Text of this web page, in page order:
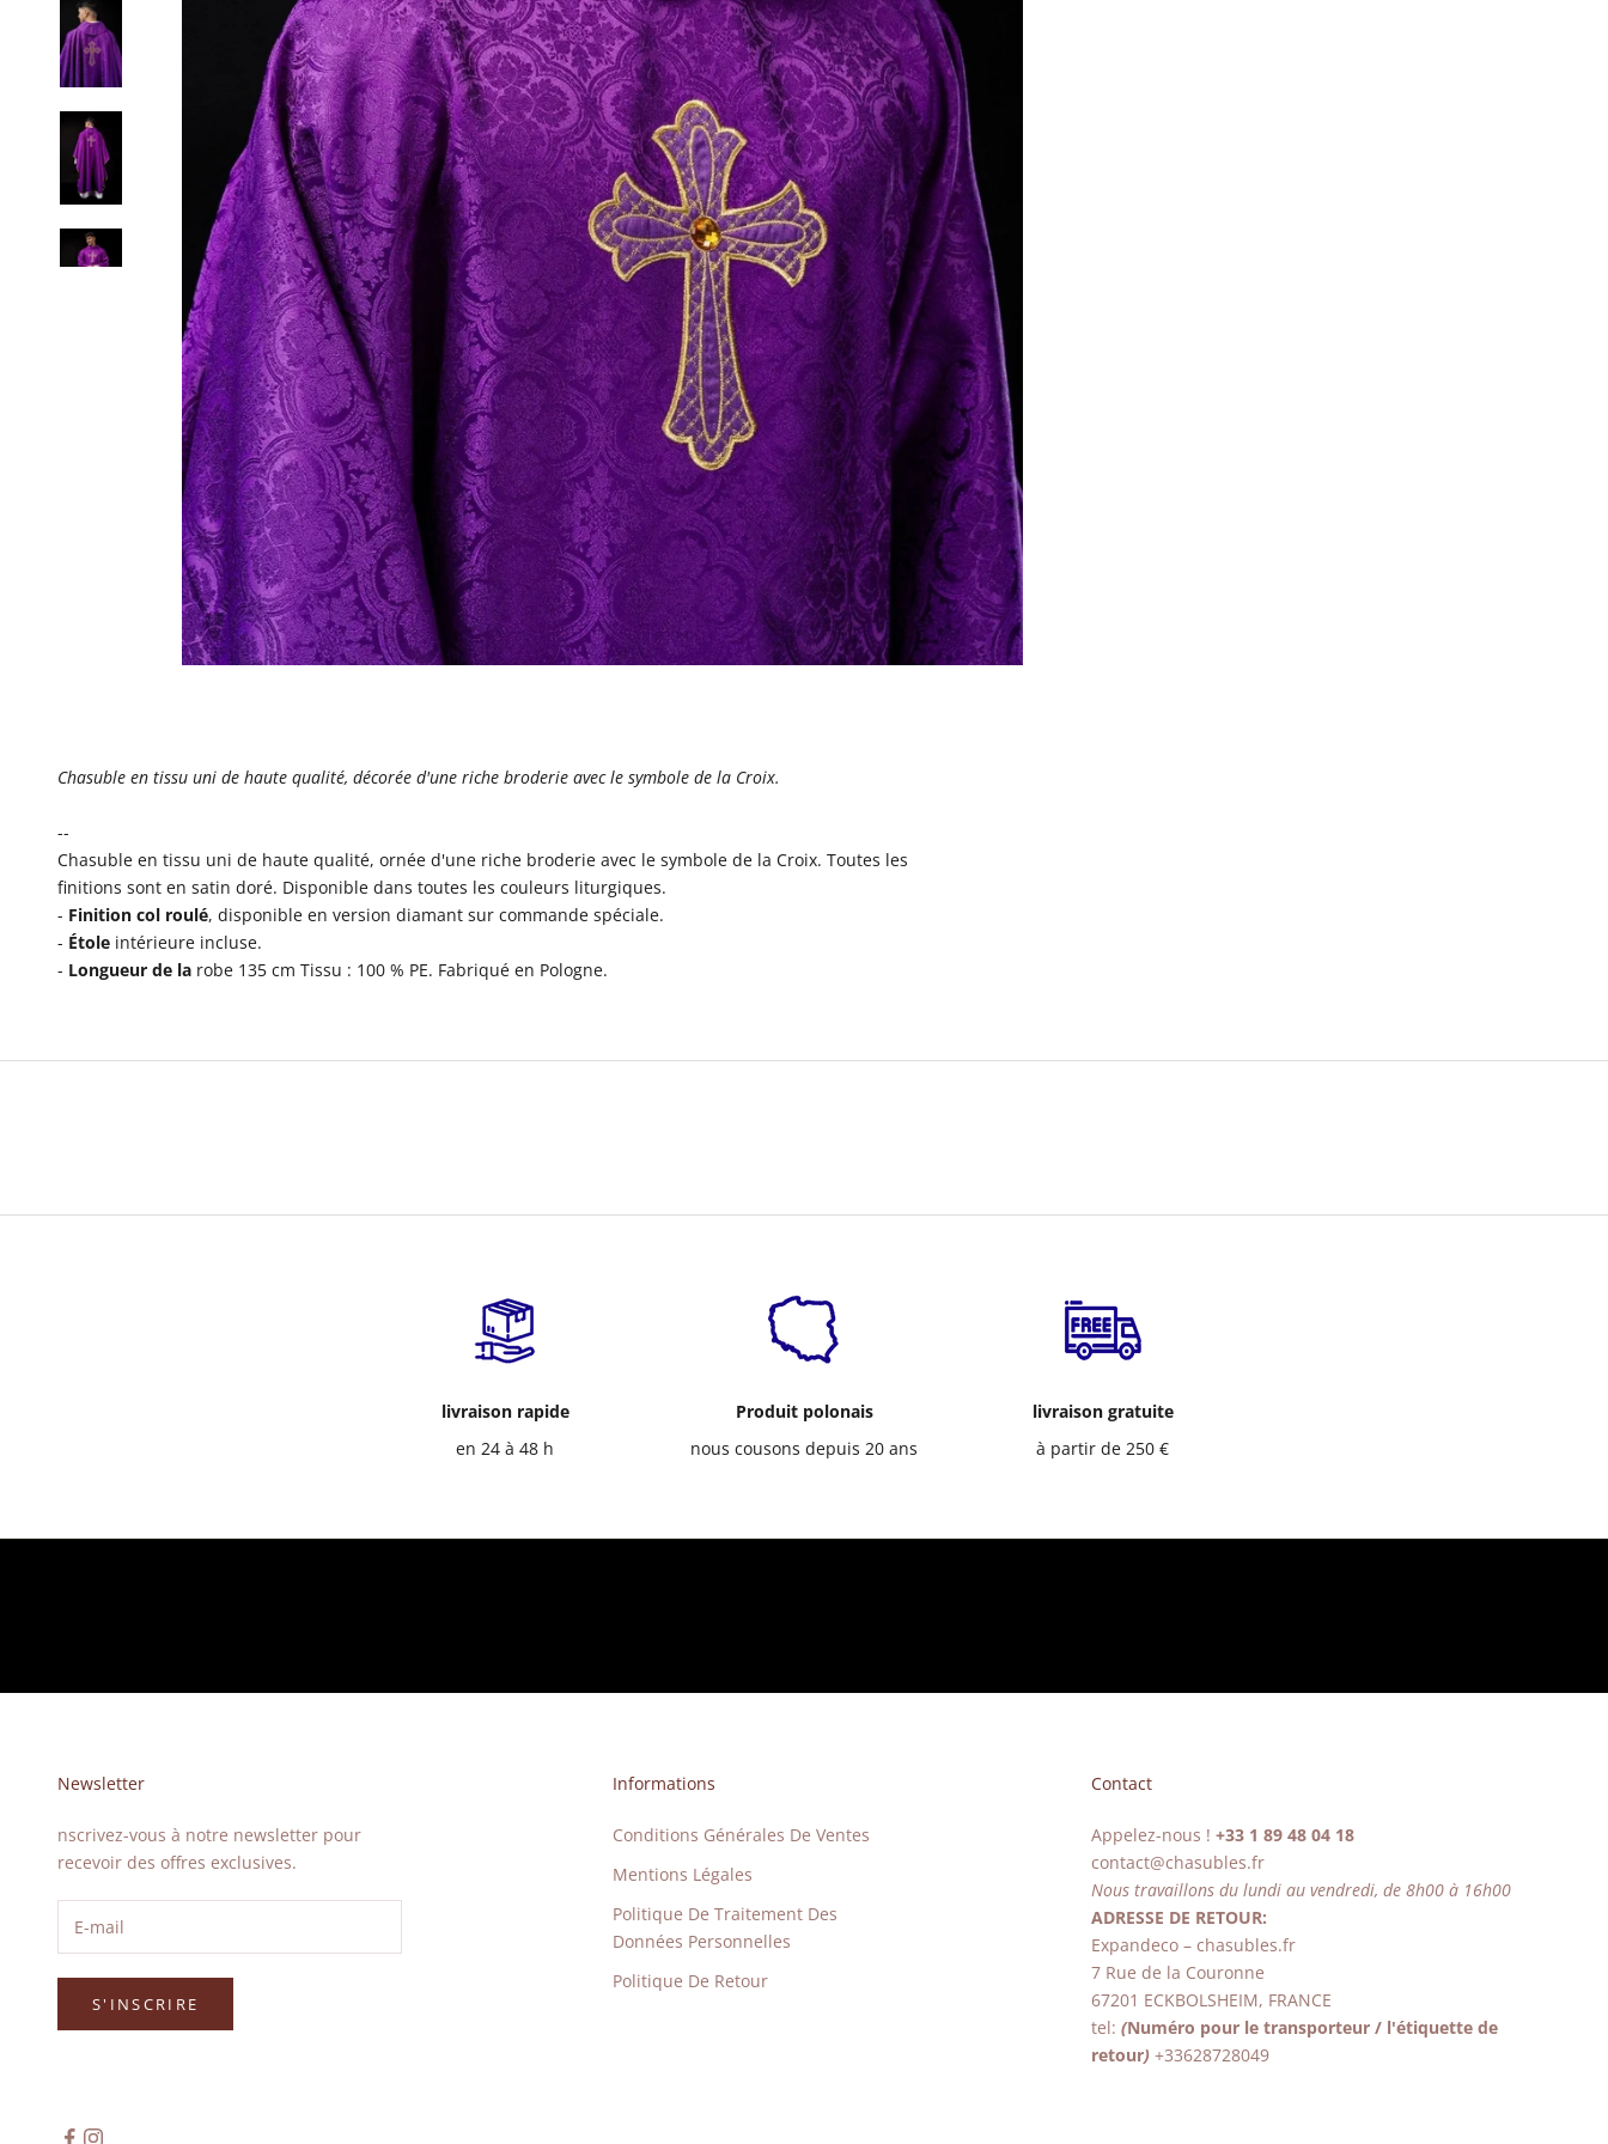
Chasuble en tissu uni de haute qualité, décorée d'une riche broderie avec le symbole de la Croix.
--
Chasuble en tissu uni de haute qualité, ornée d'une riche broderie avec le symbole de la Croix. Toutes les
finitions sont en satin doré. Disponible dans toutes les couleurs liturgiques.
- Finition col roulé, disponible en version diamant sur commande spéciale.
- Étole intérieure incluse.
- Longueur de la robe 135 cm Tissu : 100 % PE. Fabriqué en Pologne.
livraison rapide
en 24 à 48 h
Produit polonais
nous cousons depuis 20 ans
livraison gratuite
à partir de 250 €
Newsletter
nscrivez-vous à notre newsletter pour
recevoir des offres exclusives.
S'INSCRIRE
Informations
Conditions Générales De Ventes
Mentions Légales
Politique De Traitement Des
Données Personnelles
Politique De Retour
Contact
Appelez-nous ! +33 1 89 48 04 18
contact@chasubles.fr
Nous travaillons du lundi au vendredi, de 8h00 à 16h00
ADRESSE DE RETOUR:
Expandeco – chasubles.fr
7 Rue de la Couronne
67201 ECKBOLSHEIM, FRANCE
tel: (Numéro pour le transporteur / l'étiquette de
retour) +33628728049